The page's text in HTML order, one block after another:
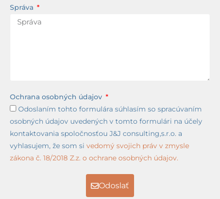
Správa
Ochrana osobných údajov
Odoslaním tohto formulára súhlasím so spracúvaním
osobných údajov uvedených v tomto formulári na účely
kontaktovania spoločnosťou J&J consulting,s.r.o. a
vyhlasujem, že som si vedomý svojich práv v zmysle
zákona č. 18/2018 Z.z. o ochrane osobných údajov.
Odoslať